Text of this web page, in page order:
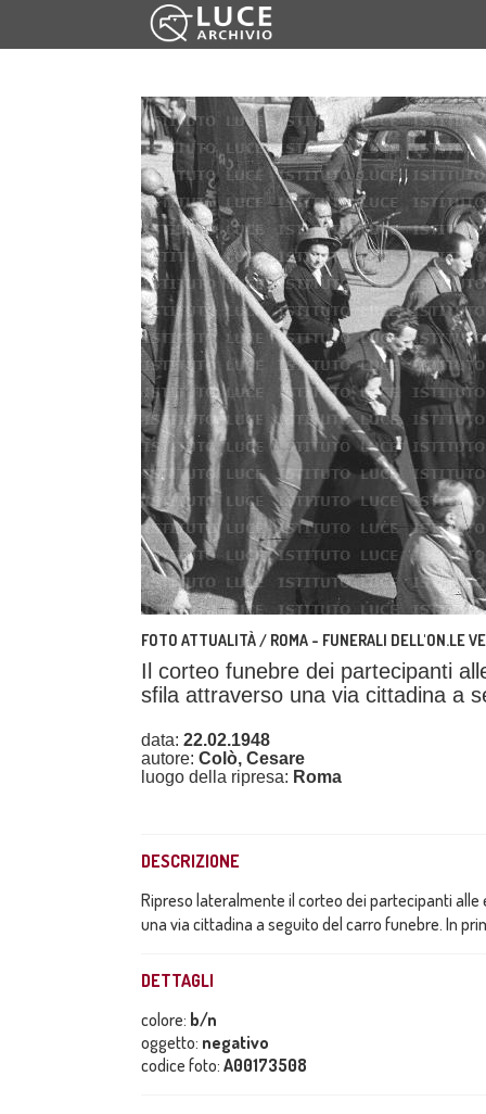
FOTO ATTUALITÀ / ROMA - FUNERALI DELL'ON.LE
Il corteo funebre dei partecipanti
sfila attraverso una via cittadina a
data: 22.02.1948
autore: Colò, Cesare
luogo della ripresa: Roma
DESCRIZIONE
Ripreso lateralmente il corteo dei partecipanti
una via cittadina a seguito del carro funebre. In
DETTAGLI
colore: b/n
oggetto: negativo
codice foto: A00173508